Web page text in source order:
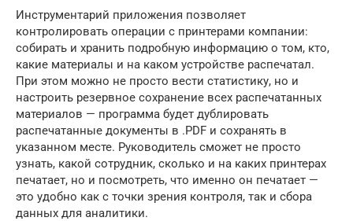
Инструментарий приложения позволяет
контролировать операции с принтерами компании:
собирать и хранить подробную информацию о том, кто,
какие материалы и на каком устройстве распечатал.
При этом можно не просто вести статистику, но и
настроить резервное сохранение всех распечатанных
материалов — программа будет дублировать
распечатанные документы в .PDF и сохранять в
указанном месте. Руководитель сможет не просто
узнать, какой сотрудник, сколько и на каких принтерах
печатает, но и посмотреть, что именно он печатает —
это удобно как с точки зрения контроля, так и сбора
данных для аналитики.